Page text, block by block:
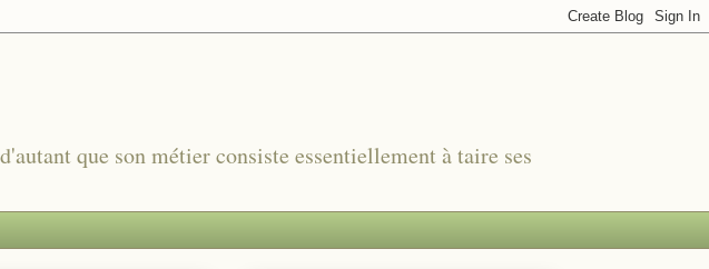
que son métier consiste essentiellement à taire ses